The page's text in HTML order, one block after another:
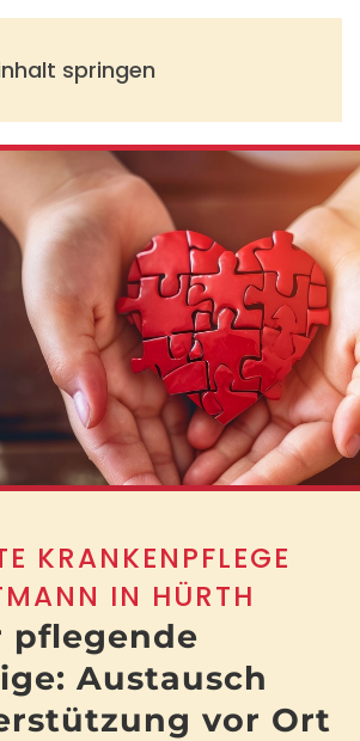
springen
KRANKENPFLEGE
IN HÜRTH
pflegende
Austausch
vor Ort